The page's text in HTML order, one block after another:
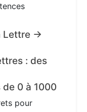
Lettre →
: des
0 à 1000
pour